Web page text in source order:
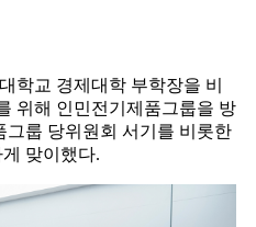
학교 경제대학 부학장을 비
위해 인민전기제품그룹을 방
그룹 당위원회 서기를 비롯한
맞이했다.